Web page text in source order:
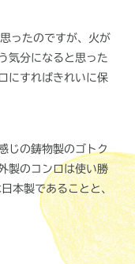
ったのですが、火が
気分になると思った
にすればきれいに保
じの鋳物製のゴトク
製のコンロは使い勝
本製であることと、